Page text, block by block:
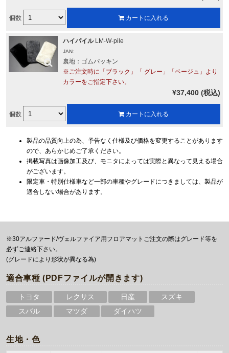
個数 カートに入れる
ハイパイルLM-W-pile
JAN:
裏地：ゴムパッキン
※ご注文時に「ブラック」「 グレー」「ベージュ」より
カラーをご指定下さい。
¥37,400 (税込)
個数 カートに入れる
製品の品質向上の為、予告なく仕様及び価格を変更することがあります
ので、あらかじめご了承ください。
掲載写真は画像加工及び、モニタによっては実際と異なって見える場合
がございます。
限定車・特別仕様車など一部の車種やグレードにつきましては、製品が
適合しない場合があります。
※30アルファード/ヴェルファイア用フロアマットご注文の際はグレード等を
必ずご連絡下さい。
(グレードにより形状が異なる為)
適合車種 (PDFファイルが開きます)
トヨタ レクサス 日産
スズキ
スバル
マツダ ダイハツ
生地・色